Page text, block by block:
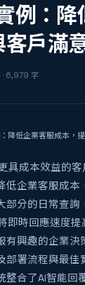
例：
戶滿
· 6,979 字
降低企業客服成本，
具成本效益的
低企業客服成
分的日常查
即時回應速度提
興趣的企業
署流程與最
合了AI智能回